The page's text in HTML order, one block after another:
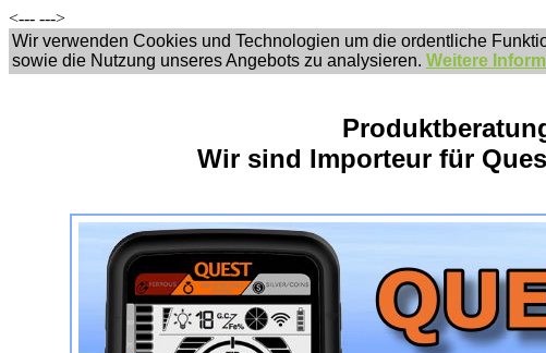
<--- --->
Wir verwenden Cookies und Technologien um die ordentliche
sowie die Nutzung unseres Angebots zu analysieren. Weitere
Wir sind Importeur für